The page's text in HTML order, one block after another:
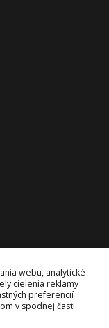
webu, analytické
cielenia reklamy
preferencií
v spodnej časti